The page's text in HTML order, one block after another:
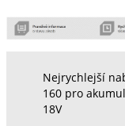
Nejrychlejší
160 pro
18V